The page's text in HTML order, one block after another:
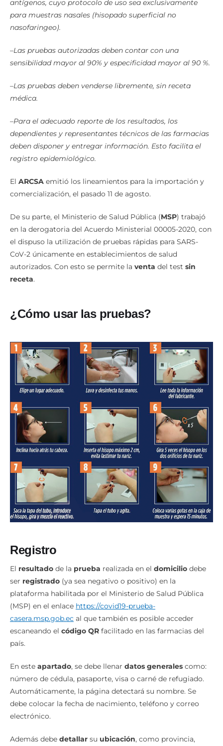
antígenos, cuyo protocolo de uso sea exclusivamente
para muestras nasales (hisopado superficial no
nasofaringeo).
–Las pruebas autorizadas deben contar con una
sensibilidad mayor al 90% y especificidad mayor al 90 %.
–Las pruebas deben venderse libremente, sin receta
médica.
–Para el adecuado reporte de los resultados, los
dependientes y representantes técnicos de las farmacias
deben disponer y entregar información. Esto facilita el
registro epidemiológico.
El ARCSA emitió los lineamientos para la importación y
comercialización, el pasado 11 de agosto.
De su parte, el Ministerio de Salud Pública (MSP) trabajó
en la derogatoria del Acuerdo Ministerial 00005-2020, con
el dispuso la utilización de pruebas rápidas para SARS-
CoV-2 únicamente en establecimientos de salud
autorizados. Con esto se permite la venta del test sin
receta.
¿Cómo usar las pruebas?
Registro
El resultado de la prueba realizada en el domicilio debe
ser registrado (ya sea negativo o positivo) en la
plataforma habilitada por el Ministerio de Salud Pública
(MSP) en el enlace https://covid19-prueba-
casera.msp.gob.ec al que también es posible acceder
escaneando el código QR facilitado en las farmacias del
país.
En este apartado, se debe llenar datos generales como:
número de cédula, pasaporte, visa o carné de refugiado.
Automáticamente, la página detectará su nombre. Se
debe colocar la fecha de nacimiento, teléfono y correo
electrónico.
Además debe detallar su ubicación, como provincia,